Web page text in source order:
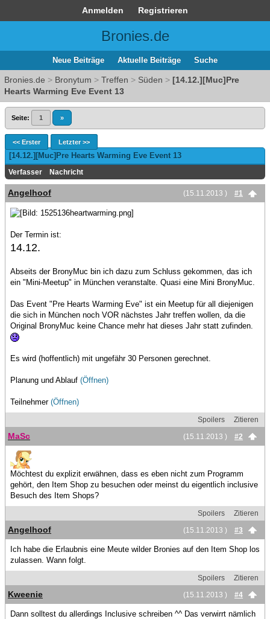
Anmelden Registrieren
Bronies.de
Neue Beiträge Aktuelle Beiträge Suche
Bronies.de > Bronytum > Treffen > Süden > [14.12.][Muc]Pre
Hearts Warming Eve Event 13
Seite: 1 »
<< Erster Letzter >>
[14.12.][Muc]Pre Hearts Warming Eve Event 13
Verfasser Nachricht
(15.11.2013 ) #1
Angelhoof
Der Termin ist:
14.12.
Abseits der BronyMuc bin ich dazu zum Schluss gekommen, das ich
ein "Mini-Meetup" in München veranstalte. Quasi eine Mini BronyMuc.
Das Event "Pre Hearts Warming Eve" ist ein Meetup für all diejenigen
die sich in München noch VOR nächstes Jahr treffen wollen, da die
Original BronyMuc keine Chance mehr hat dieses Jahr statt zufinden.
Es wird (hoffentlich) mit ungefähr 30 Personen gerechnet.
Planung und Ablauf (Öffnen)
Teilnehmer (Öffnen)
Spoilers
Zitieren
(15.11.2013 )
#2
MaSc
Möchtest du explizit erwähnen, dass es eben nicht zum Programm
gehört, den Item Shop zu besuchen oder meinst du eigentlich inclusive
Besuch des Item Shops?
Spoilers
Zitieren
(15.11.2013 )
#3
Angelhoof
Ich habe die Erlaubnis eine Meute wilder Bronies auf den Item Shop los
zulassen. Wann folgt.
Spoilers
Zitieren
(15.11.2013 )
#4
Kweenie
Dann solltest du allerdings Inclusive schreiben ^^ Das verwirrt nämlich